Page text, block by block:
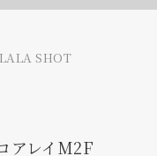
SHOT
アレイM2F